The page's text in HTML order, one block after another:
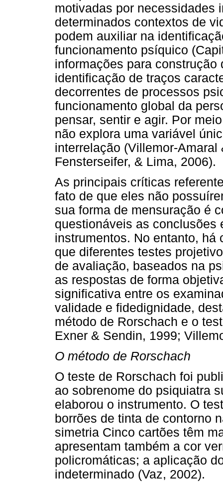
motivadas por necessidades
determinados contextos de
podem auxiliar na
funcionamento psíquico
informações para
identificação de traços
decorrentes de processos
funcionamento global da
pensar, sentir e agir. Por
não explora uma variável
interrelação (Villemor-
Fensterseifer, & Lima, 2006).
As principais críticas
fato de que eles não
sua forma de mensuração é
questionáveis as conclusões
instrumentos. No entanto, há
que diferentes testes
de avaliação, baseados na
as respostas de forma
significativa entre os
validade e fidedignidade,
método de Rorschach e o
Exner & Sendin, 1999;
O método de Rorschach
O teste de Rorschach foi
ao sobrenome do psiquiatra
elaborou o instrumento. O
borrões de tinta de contorno
simetria Cinco cartões têm
apresentam também a cor
policromáticas; a aplicação
indeterminado (Vaz, 2002).